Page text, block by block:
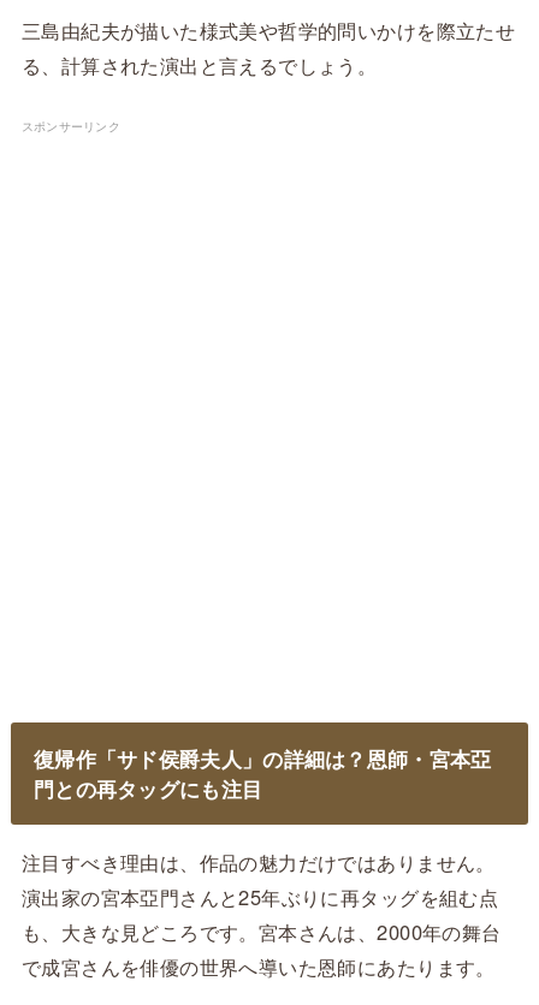
三島由紀夫が描いた様式美や哲学的問いかけを際立たせ
る、計算された演出と言えるでしょう。
スポンサーリンク
復帰作「サド侯爵夫人」の詳細は？恩師・宮本亞
門との再タッグにも注目
注目すべき理由は、作品の魅力だけではありません。
演出家の宮本亞門さんと25年ぶりに再タッグを組む点
も、大きな見どころです。宮本さんは、2000年の舞台
で成宮さんを俳優の世界へ導いた恩師にあたります。